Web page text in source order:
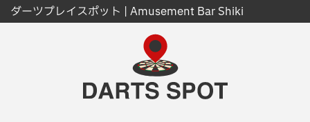
ダーツプレイスポット | Amusement Bar Shiki